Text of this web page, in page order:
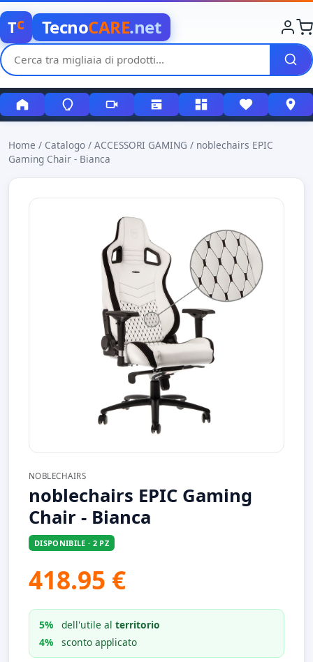
Tc TecnoCARE.net
Home / Catalogo / ACCESSORI GAMING / noblechairs EPIC
Gaming Chair - Bianca
NOBLECHAIRS
noblechairs EPIC Gaming
Chair - Bianca
DISPONIBILE · 2 PZ
418.95 €
5% dell'utile alterritorio
4%
sconto applicato